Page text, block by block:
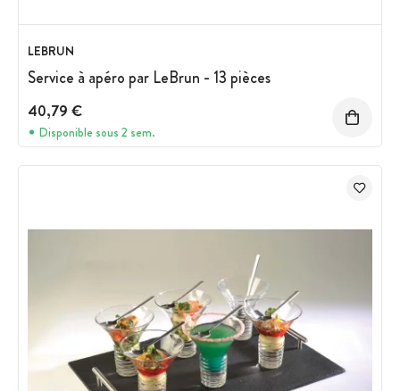
LEBRUN
Service à apéro par LeBrun - 13 pièces
40,79 €
Disponible sous 2 sem.